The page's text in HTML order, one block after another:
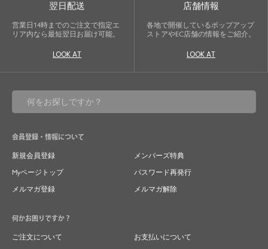
翌日配送
営業日14時までのご注文で指定エ
リア内なら最短翌日お届け可能。
LOOK AT
店舗情報
各地で開催しているポップアップ
ストアやEC店舗の情報をご紹介。
LOOK AT
会員登録・情報について
新規会員登録
メンバーズ特典
Myページトップ
パスワード再発行
メルマガ登録
メルマガ解除
何かお困りですか？
ご注文について お支払いについて